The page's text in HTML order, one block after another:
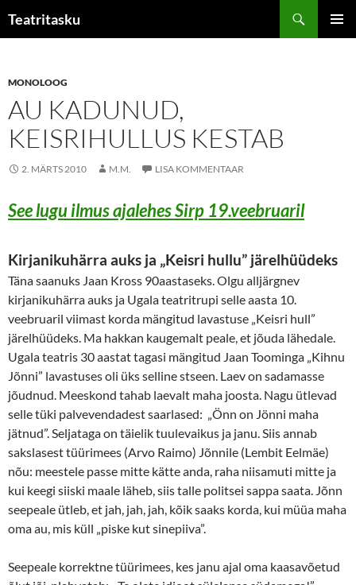
sisu
Teatritasku
MONOLOOG
AU KADUNUD,
KEISRIHULLUS KESTAB
2. MÄRTS 2010 M.M. LISA KOMMENTAAR
See lugu ilmus ajalehes Sirp 19.veebruaril
Kirjanikuhärra auks ja „Keisri hullu” järelhüüdeks
Täna saanuks Jaan Kross 90aastaseks. Olgu alljärgnev
kirjanikuhärra auks ja Ugala teatritrupi selle aasta 10.
veebruaril viimast korda mängitud lavastuse „Keisri hull”
järelhüüdeks. Ma hakkan kaugemalt peale, et jõuda lähedale.
Ugala teatris 30 aastat tagasi mängitud Jaan Toominga „Kihnu
Jõnni” lavastuses oli üks selline stseen. Laev on sadamasse
jõudnud. Meeskond tahab laevalt maha joosta. Nagu ütlevad
selle tüki palvevendadest saarlased: „Önn on Jönni maha
jätnud”. Seljataga on täielik tuulevaikus ja janu. Siis annab
sakslasest tüürimees (Arvo Raimo) Jõnnile (Lembit Eelmäe)
nõu: meestele passe mitte kätte anda, raha niisamuti mitte ja
kui keegi siiski maale läheb, siis talle politsei sappa saata. Jõnn
seepeale ütleb, et jah, jah, jah, kõik saaks korda, kui müüa maha
oma au, mis küll „piske kut sinepiiva”.
Seepeale korrektne tüürimees, kes janu ajal oma kaasavõetud